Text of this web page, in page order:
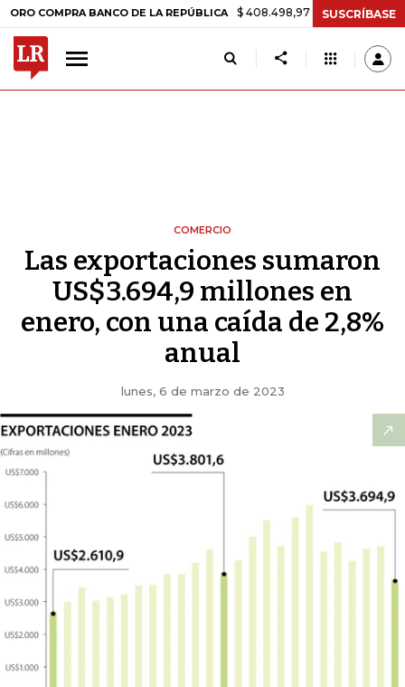
BANCO DE LA REPÚBLICA $ 408.498,97 +$ 8.753,81 +2,19%
SUSCRÍBASE
COMERCIO
Las exportaciones sumaron
US$3.694,9 millones en
enero, con una caída de 2,8%
anual
lunes, 6 de marzo de 2023